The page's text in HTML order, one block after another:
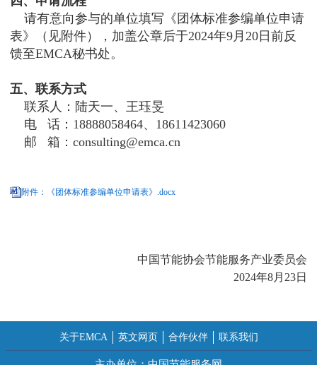
请有意向参与的单位填写《团体标准参编单位申请
表》（见附件），加盖公章后于2024年9月20日前反
馈至EMCA秘书处。
五、联系方式
联系人： 陆天一、王珏旻
电 话： 18888058464、18611423060
邮 箱： consulting@emca.cn
附件：《团体标准参编单位申请表》.docx
中国节能协会节能服务产业委员会
2024年8月23日
关于EMCA 英文网页 合作伙伴 联系我们